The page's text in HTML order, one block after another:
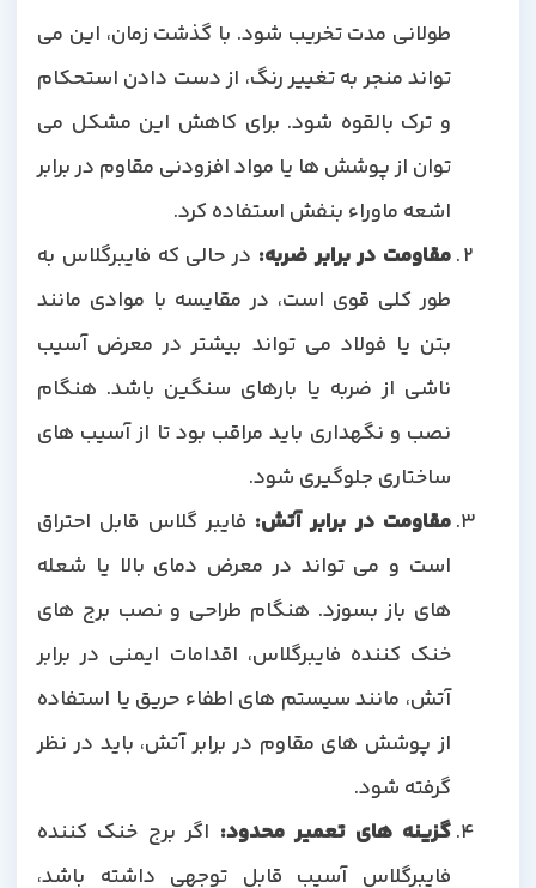
طولانی مدت تخریب شود. با گذشت زمان، این می
تواند منجر به تغییر رنگ، از دست دادن استحکام
و ترک بالقوه شود. برای کاهش این مشکل می
توان از پوشش ها یا مواد افزودنی مقاوم در برابر
اشعه ماوراء بنفش استفاده کرد.
مقاومت در برابر ضربه:در حالی که فایبرگلاس به
طور کلی قوی است، در مقایسه با موادی مانند
بتن یا فولاد می تواند بیشتر در معرض آسیب
ناشی از ضربه یا بارهای سنگین باشد. هنگام
نصب و نگهداری باید مراقب بود تا از آسیب های
ساختاری جلوگیری شود.
مقاومت در برابر آتش:فایبر گلاس قابل احتراق
است و می تواند در معرض دمای بالا یا شعله
های باز بسوزد. هنگام طراحی و نصب برج های
خنک کننده فایبرگلاس، اقدامات ایمنی در برابر
آتش، مانند سیستم های اطفاء حریق یا استفاده
از پوشش های مقاوم در برابر آتش، باید در نظر
گرفته شود.
گزینه های تعمیر محدود:اگر برج خنک کننده
فایبرگلاس آسیب قابل توجهی داشته باشد،